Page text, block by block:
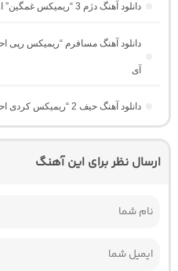
دانلود آهنگ دژم 3 “ریمیکس غمگین” از شاه بیتز
دانلود آهنگ مسافرم “ریمیکس رپی
آی
دانلود آهنگ حیف 2 “ریمیکس کردی احساسی غمگین” از قدیمی ای آی
ارسال نظر برای این آهنگ